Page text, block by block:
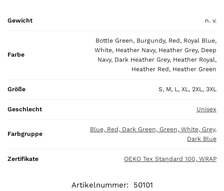
t
i
,
0
€
Gewicht n. v.
Farbe
Bottle Green, Burgundy, Red, Royal Blue,
White, Heather Navy, Heather Grey, Deep
Navy, Dark Heather Grey, Heather Royal,
Heather Red, Heather Green
Größe S, M, L, XL, 2XL, 3XL
Geschlecht Unisex
Farbgruppe
Blue, Red, Dark Green, Green, White, Grey,
Dark Blue
Zertifikate OEKO Tex Standard 100, WRAP
Artikelnummer:
50101